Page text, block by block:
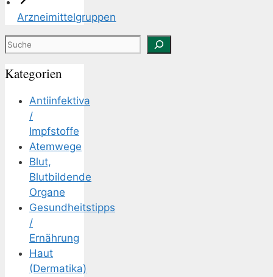
Arzneimittelgruppen
Suchen
Kategorien
Antiinfektiva
/
Impfstoffe
Atemwege
Blut,
Blutbildende
Organe
Gesundheitstipps
/
Ernährung
Haut
(Dermatika)